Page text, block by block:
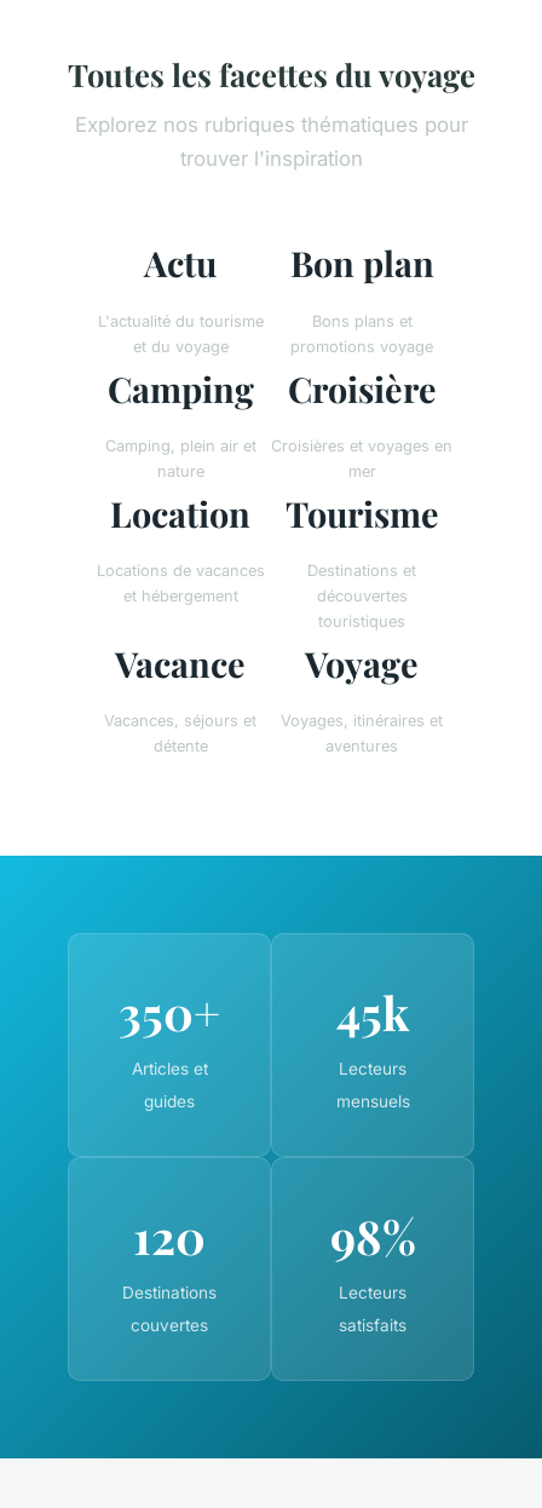
Toutes les facettes du voyage
Explorez nos rubriques thématiques pour
trouver l'inspiration
Actu
L'actualité du tourisme
et du voyage
Bon plan
Bons plans et
promotions voyage
Camping
Camping, plein air et
nature
Croisière
Croisières et voyages en
mer
Location
Locations de vacances
et hébergement
Tourisme
Destinations et
découvertes
touristiques
Vacance
Vacances, séjours et
détente
Voyage
Voyages, itinéraires et
aventures
350+
Articles et
guides
45k
Lecteurs
mensuels
120
Destinations
couvertes
98%
Lecteurs
satisfaits